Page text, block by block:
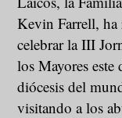
Kevin Farrell, ha
celebrar la III
los Mayores
diócesis del
visitando a los